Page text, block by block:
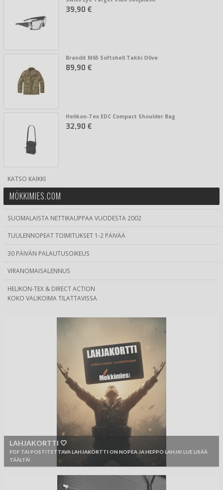
39,90 €
Brandit M65 Softshell Takki Olive
89,90 €
Helikon-Tex EDC Compact Shoulder Bag
32,90 €
KATSO KAIKKI
MÖKKIMIES.COM
SUOMALAISTA NETTIKAUPPAA VUODESTA 2002
TUULENNOPEAT TOIMITUKSET 1-2 PÄIVÄÄ
30 PÄIVÄN PALAUTUSOIKEUS
VIRANOMAISALENNUS
HELIKON-TEX & DIRECT ACTION
KOKO VALIKOIMA TILATTAVISSA
LAHJAKORTTI 🤍
PDF TAI POSTITETTAVA LAHJAKORTTI ON NOPEA JA HEPPO LAHJA! LUE LISÄÄ
TÄÄLTÄ!